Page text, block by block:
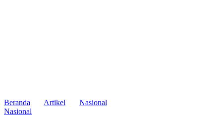
Beranda Artikel
Nasional
Nasional